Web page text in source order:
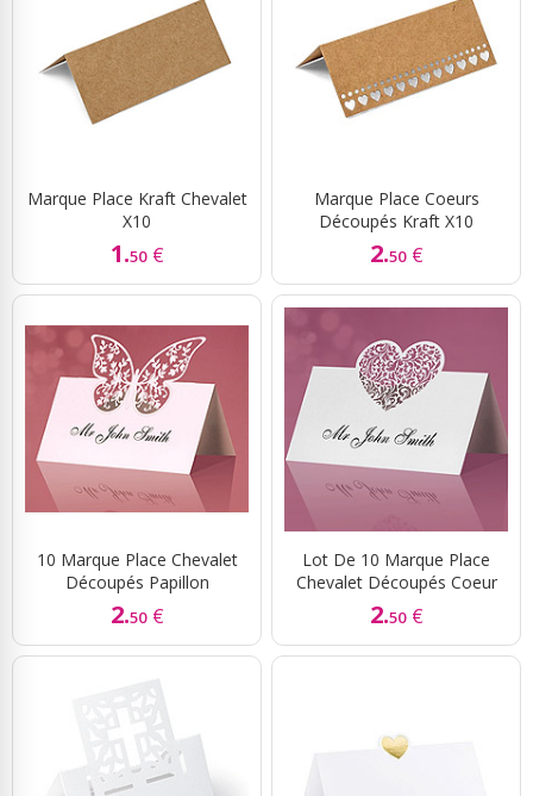
Marque Place Kraft Chevalet
X10
1.50 €
Marque Place Coeurs
Découpés Kraft X10
2.50 €
10 Marque Place Chevalet
Découpés Papillon
2.50 €
Lot De 10 Marque Place
Chevalet Découpés Coeur
2.50 €